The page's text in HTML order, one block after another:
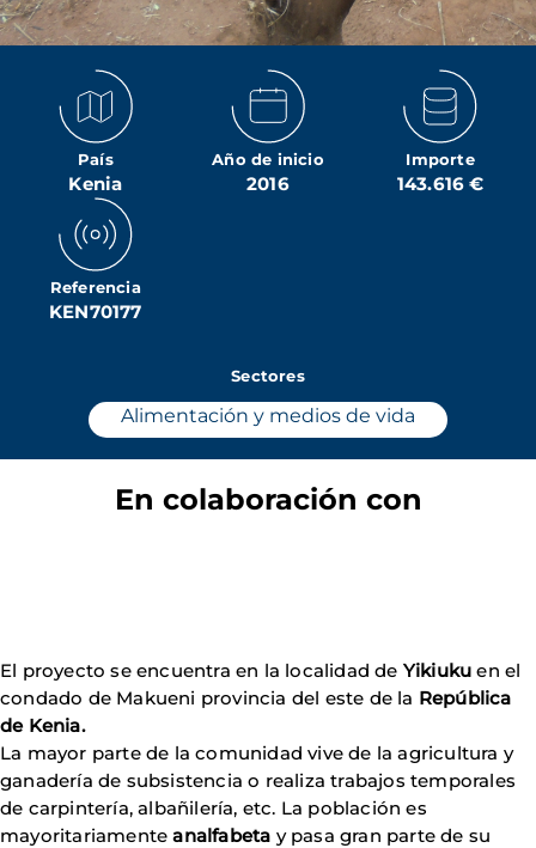
País
Kenia
Año de inicio
2016
Importe
143.616 €
Referencia
KEN70177
Sectores
Alimentación y medios de vida
En colaboración con
El proyecto se encuentra en la localidad de Yikiuku en el
condado de Makueni provincia del este de la República
de Kenia.
La mayor parte de la comunidad vive de la agricultura y
ganadería de subsistencia o realiza trabajos temporales
de carpintería, albañilería, etc. La población es
mayoritariamenteanalfabeta y pasa gran parte de su